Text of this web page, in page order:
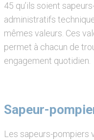
45 qu’ils soient
administratifs
mêmes valeurs. Ces
permet à chacun de
engagement quotidien.
Sapeur-
Les sapeurs-pompiers